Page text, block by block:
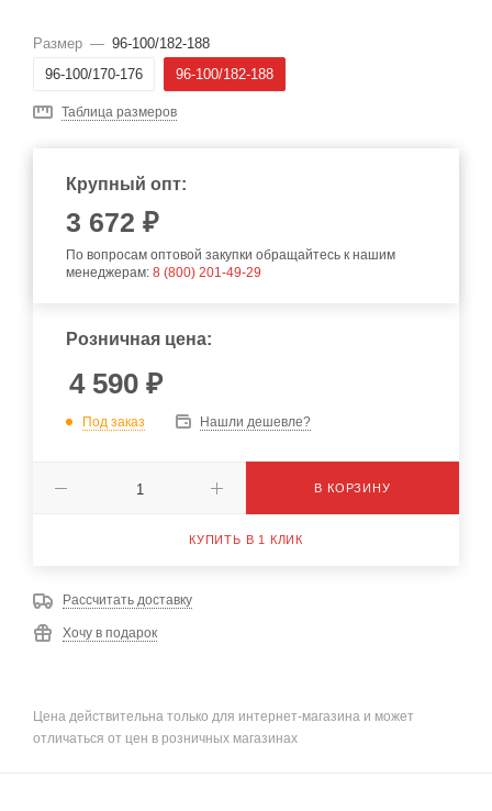
Размер — 96-100/182-188
96-100/170-176
96-100/182-188
Таблица размеров
Крупный опт:
3 672 ₽
По вопросам оптовой закупки обращайтесь к нашим
менеджерам: 8 (800) 201-49-29
Розничная цена:
4 590 ₽
Под заказ Нашли дешевле?
В КОРЗИНУ
КУПИТЬ В 1 КЛИК
Рассчитать доставку
Хочу в подарок
Цена действительна только для интернет-магазина и может
отличаться от цен в розничных магазинах